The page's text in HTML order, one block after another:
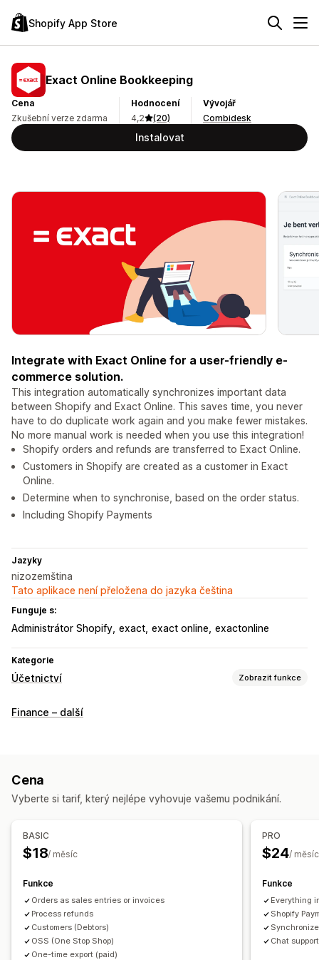
Shopify App Store
Exact Online Bookkeeping
Cena
Zkušební verze zdarma
Hodnocení
4,2
(20)
Vývojář
Combidesk
Instalovat
Integrate with Exact Online for a user-friendly e-
commerce solution.
This integration automatically synchronizes important data
between Shopify and Exact Online. This saves time, you never
have to do duplicate work again and you make fewer mistakes.
No more manual work is needed when you use this integration!
Shopify orders and refunds are transferred to Exact Online.
Customers in Shopify are created as a customer in Exact
Online.
Determine when to synchronise, based on the order status.
Including Shopify Payments
Jazyky
nizozemština
Tato aplikace není přeložena do jazyka čeština
Funguje s:
Administrátor Shopify exact exact online exactonline
Kategorie
Účetnictví Zobrazit funkce
Finanční výkazy
Účtování a fakturace
Automatizovaná synchronizace dat
Finance – další
Cena
Vyberte si tarif, který nejlépe vyhovuje vašemu podnikání.
BASIC
$18/ měsíc
Funkce
Orders as sales entries or invoices
Process refunds
Customers (Debtors)
OSS (One Stop Shop)
One-time export (paid)
PRO
$24/ měsíc
Funkce
Everything
Shopify
Chat